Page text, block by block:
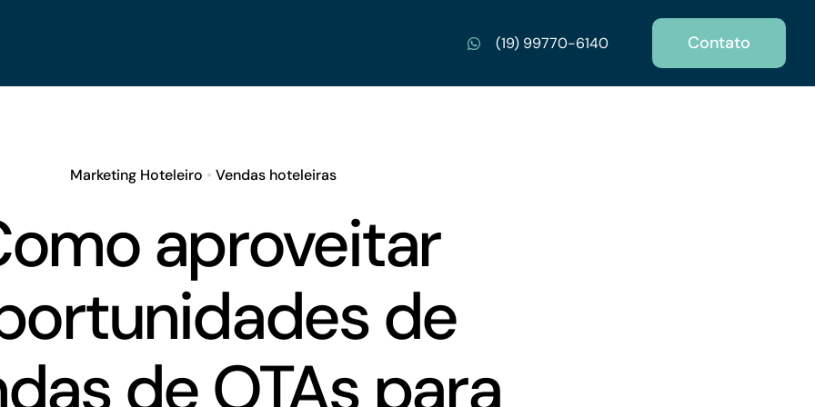
(19) 99770-6140 Contato
Marketing Hoteleiro •Vendas hoteleiras
aproveitar
de
de OTAs para